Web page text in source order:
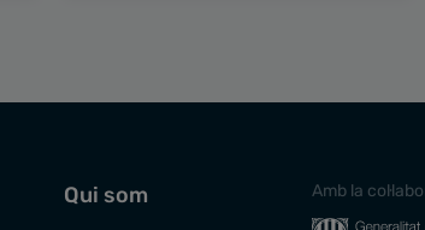
Qui som Amb la